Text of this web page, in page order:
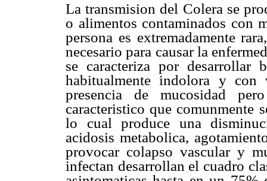
La transmision del Colera se
o alimentos contaminados con
persona es extremadamente
necesario para causar la
se caracteriza por desarrollar
habitualmente indolora y
presencia de mucosidad
caracteristico que comunmente
lo cual produce una
acidosis metabolica,
provocar colapso vascular y
infectan desarrollan el cuadro